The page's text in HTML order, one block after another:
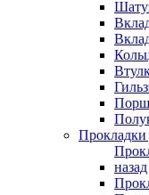
Прокладки
назад